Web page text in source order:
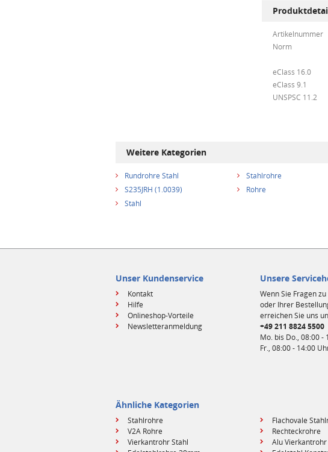
Artikelnummer
Norm
eClass 16.0
eClass 9.1
UNSPSC 11.2
Weitere Kategorien
Rundrohre Stahl
Stahlrohre
S235JRH (1.0039)
Rohre
Stahl
Unser Kundenservice
Kontakt
Hilfe
Onlineshop-Vorteile
Newsletteranmeldung
Unsere
Wenn Sie Fragen
oder Ihrer
erreichen Sie uns
+49 211 8824 5500
Mo. bis Do., 08:00 -
Fr., 08:00 - 14:00
Ähnliche Kategorien
Stahlrohre Flachovale
V2A Rohre
Rechteckrohre
Vierkantrohr Stahl
Alu Vierkantrohr